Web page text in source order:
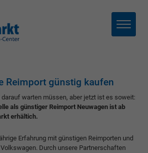
Menü
Reimport günstig kaufen
darauf warten müssen, aber jetzt ist es soweit:
als günstiger Reimport Neuwagen ist ab
erhältich.
Erfahrung mit günstigen Reimporten und
Durch unsere Partnerschaften